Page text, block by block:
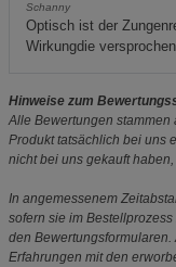
Schanny
Optisch ist der
Wirkungdie
Hinweise zum
Alle Bewertungen
Produkt tatsächlich bei uns
nicht bei uns gekauft
In angemessenem
sofern sie im
den
Erfahrungen mit den